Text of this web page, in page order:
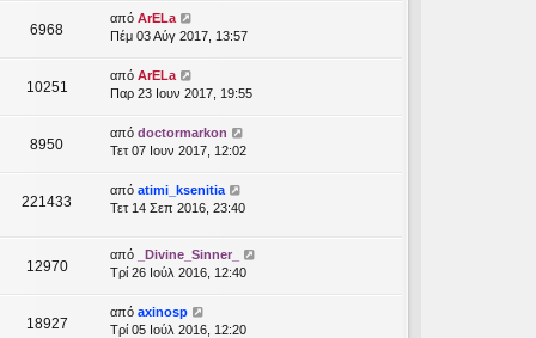
6968
από ArELa
Πέμ 03 Αύγ 2017, 13:57
10251
από ArELa
Παρ 23 Ιουν 2017, 19:55
8950
από doctormarkon
Τετ 07 Ιουν 2017, 12:02
221433
από atimi_ksenitia
Τετ 14 Σεπ 2016, 23:40
12970
από
_Divine_Sinner_
Τρί 26 Ιούλ 2016, 12:40
18927
από axinosp
Τρί 05 Ιούλ 2016, 12:20